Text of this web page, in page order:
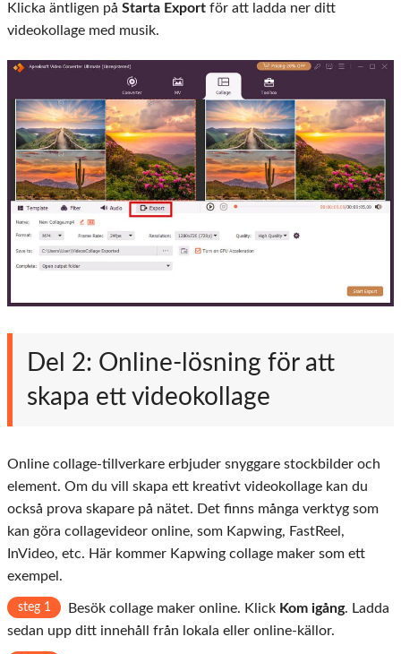
Klicka äntligen på Starta Export för att ladda ner ditt
videokollage med musik.
Del 2: Online-lösning för att
skapa ett videokollage
Online collage-tillverkare erbjuder snyggare stockbilder och
element. Om du vill skapa ett kreativt videokollage kan du
också prova skapare på nätet. Det finns många verktyg som
kan göra collagevideor online, som Kapwing, FastReel,
InVideo, etc. Här kommer Kapwing collage maker som ett
exempel.
steg 1 Besök collage maker online. Klick Kom igång. Ladda
sedan upp ditt innehåll från lokala eller online-källor.